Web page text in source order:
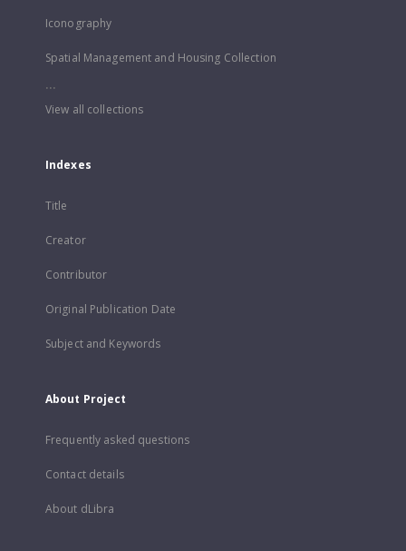
Iconography
Spatial Management and Housing Collection
...
View all collections
Indexes
Title
Creator
Contributor
Original Publication Date
Subject and Keywords
About Project
Frequently asked questions
Contact details
About dLibra